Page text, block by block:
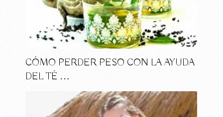
CÓMO PERDER PESO CON LA AYUDA
DEL TÉ …